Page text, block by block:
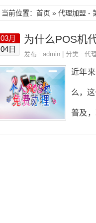
当前位置： 首页 » 代理加盟 -
03月
04日
为什么POS机
发布 : admin | 分类 : 代
近年
么，
普及
为突